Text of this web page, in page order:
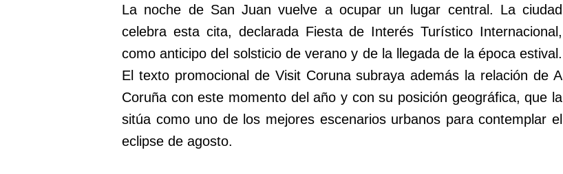
La noche de San Juan vuelve a ocupar un lugar central. La ciudad
celebra esta cita, declarada Fiesta de Interés Turístico Internacional,
como anticipo del solsticio de verano y de la llegada de la época estival.
El texto promocional de Visit Coruna subraya además la relación de A
Coruña con este momento del año y con su posición geográfica, que la
sitúa como uno de los mejores escenarios urbanos para contemplar el
eclipse de agosto.